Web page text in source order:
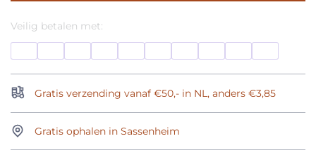
Veilig betalen met:
Gratis verzending vanaf €50,- in NL, anders €3,85
Gratis ophalen in Sassenheim